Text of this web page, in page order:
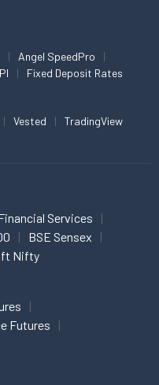
Angel SpeedPro
Fixed Deposit Rates
Vested TradingView
Services
BSE Sensex
Nifty
Futures